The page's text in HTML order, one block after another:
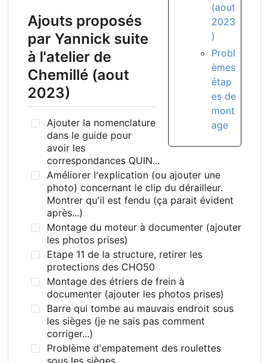
(aout
2023
)
Probl
èmes
étap
es de
mont
age
Ajouts proposés
par Yannick suite
à l'atelier de
Chemillé (aout
2023)
Ajouter la nomenclature
dans le guide pour
avoir les
correspondances QUIN...
Améliorer l'explication (ou ajouter une
photo) concernant le clip du dérailleur.
Montrer qu'il est fendu (ça parait évident
après...)
Montage du moteur à documenter (ajouter
les photos prises)
Etape 11 de la structure, retirer les
protections des CHO50
Montage des étriers de frein à
documenter (ajouter les photos prises)
Barre qui tombe au mauvais endroit sous
les sièges (je ne sais pas comment
corriger...)
Problème d'empatement des roulettes